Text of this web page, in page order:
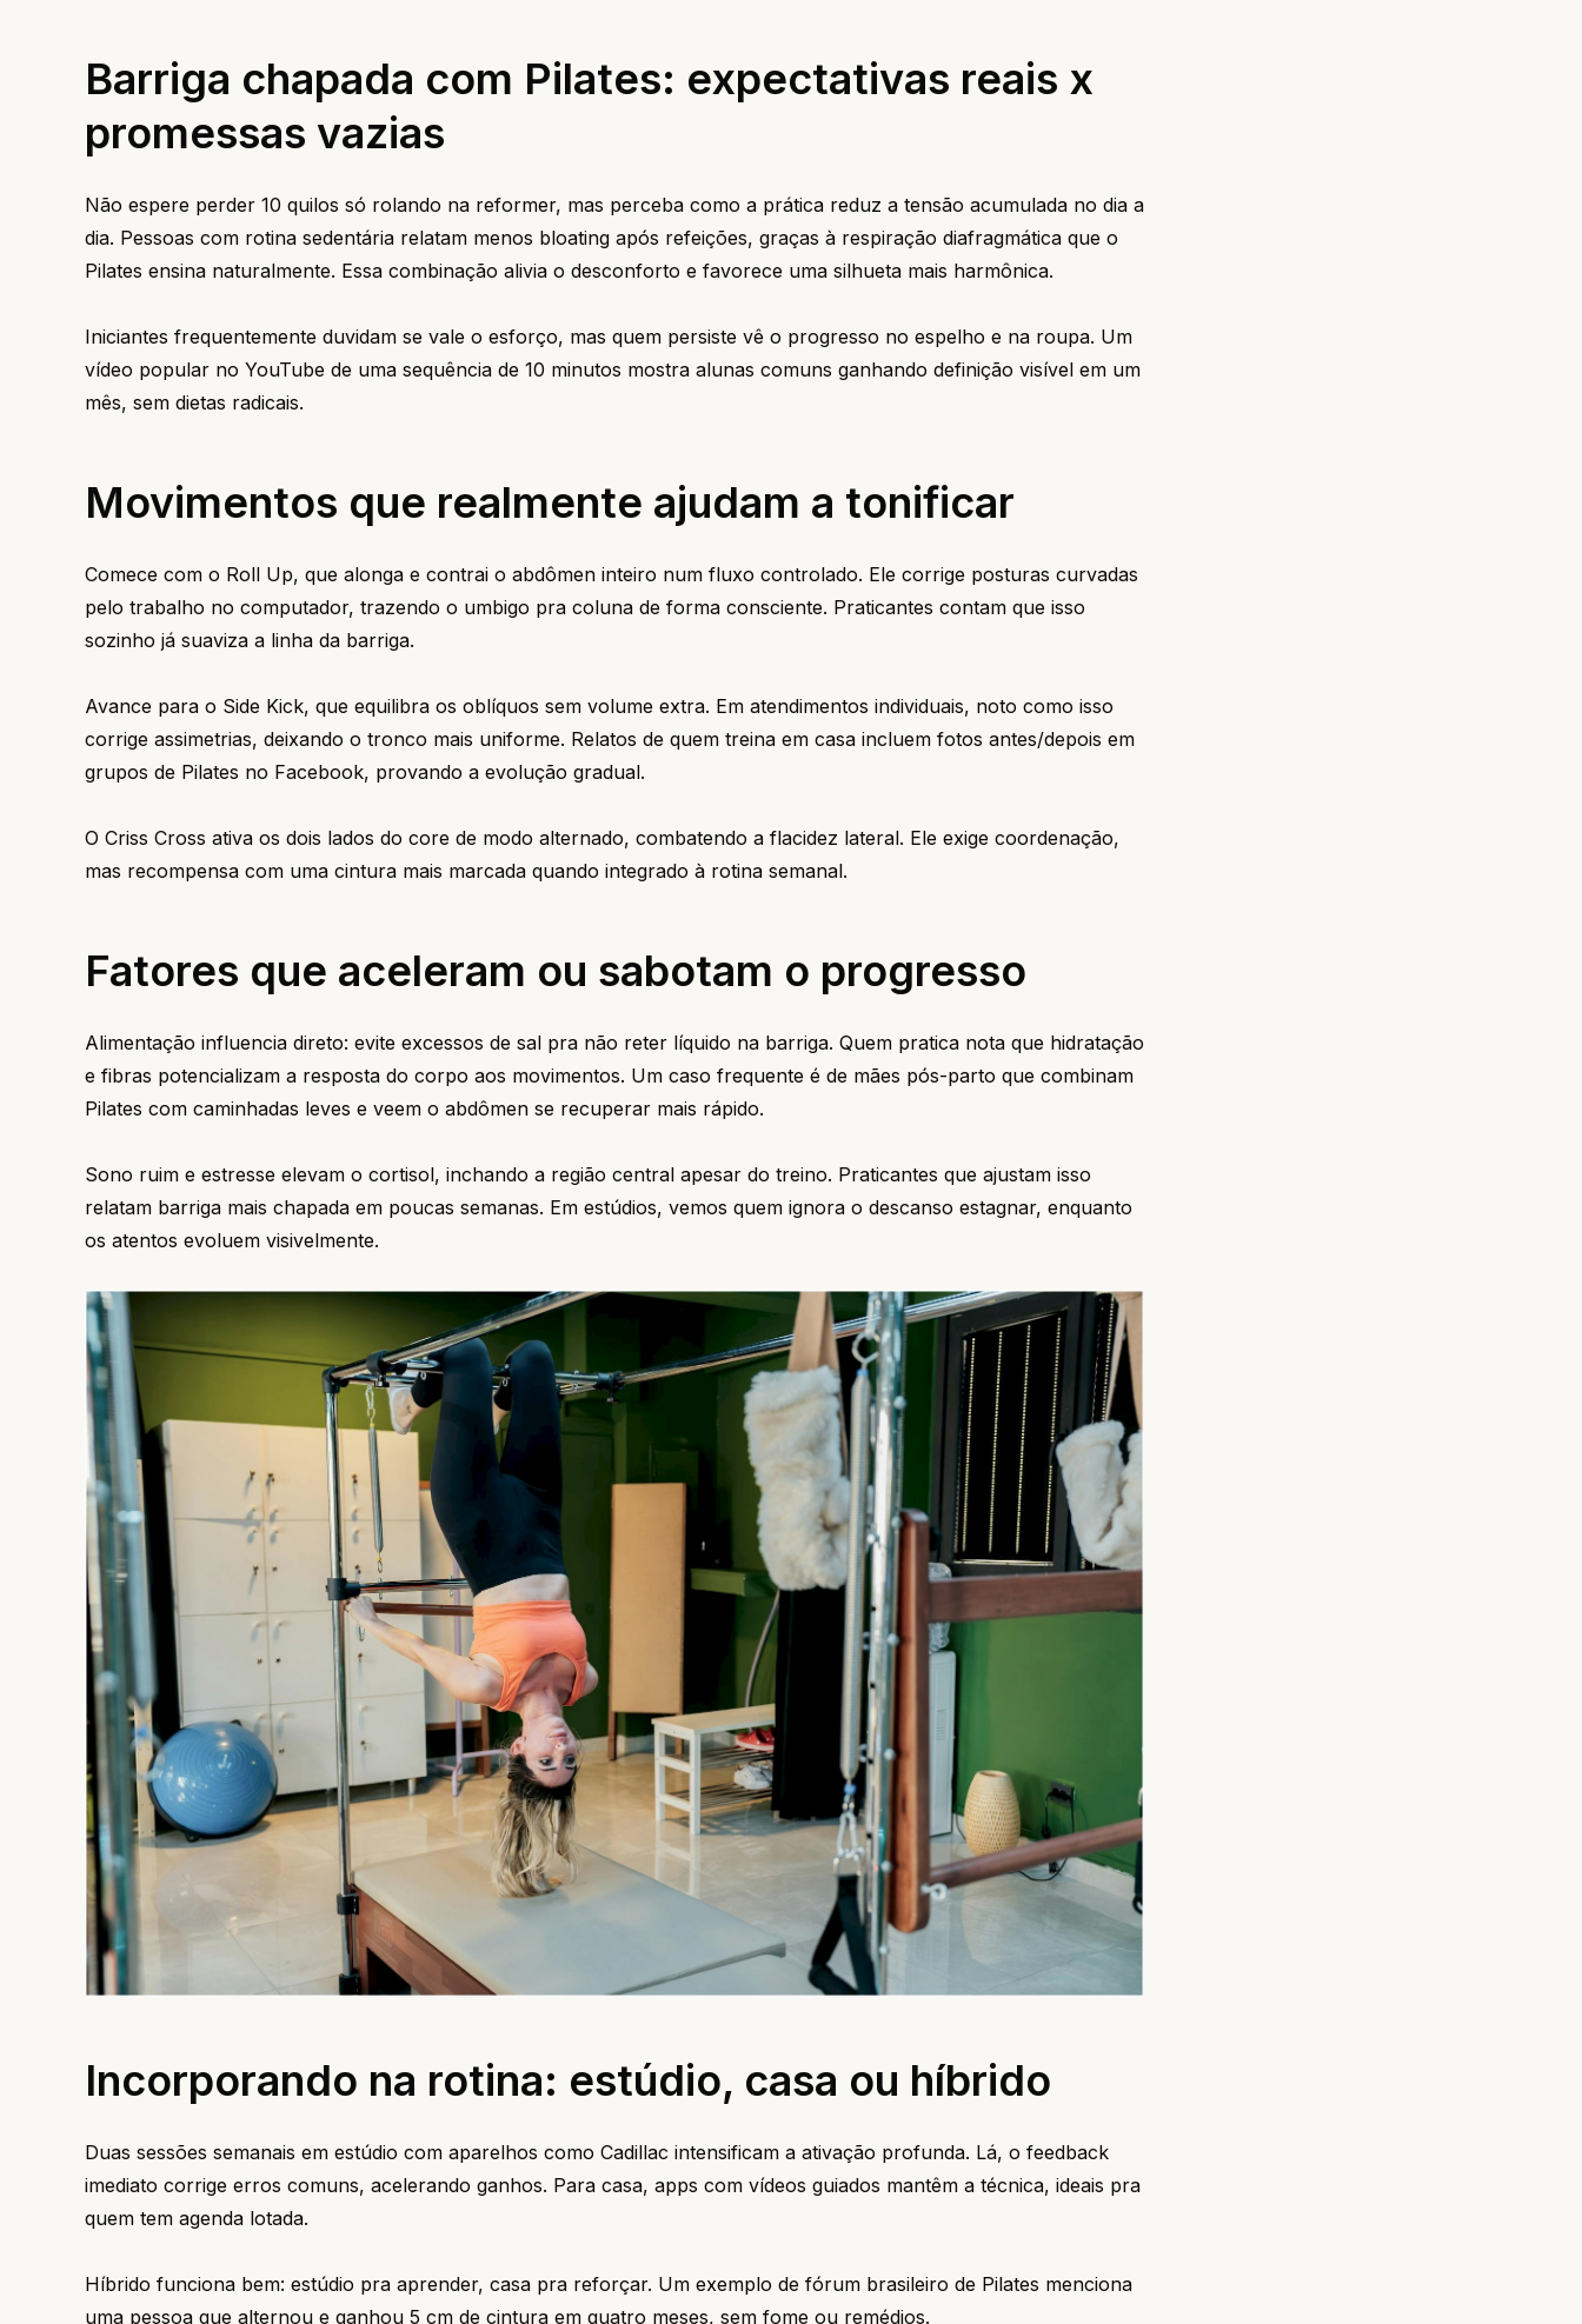
Barriga chapada com Pilates: expectativas reais x
promessas vazias
Não espere perder 10 quilos só rolando na reformer, mas perceba como a prática reduz a tensão acumulada no dia a
dia. Pessoas com rotina sedentária relatam menos bloating após refeições, graças à respiração diafragmática que o
Pilates ensina naturalmente. Essa combinação alivia o desconforto e favorece uma silhueta mais harmônica.
Iniciantes frequentemente duvidam se vale o esforço, mas quem persiste vê o progresso no espelho e na roupa. Um
vídeo popular no YouTube de uma sequência de 10 minutos mostra alunas comuns ganhando definição visível em um
mês, sem dietas radicais.
Movimentos que realmente ajudam a tonificar
Comece com o Roll Up, que alonga e contrai o abdômen inteiro num fluxo controlado. Ele corrige posturas curvadas
pelo trabalho no computador, trazendo o umbigo pra coluna de forma consciente. Praticantes contam que isso
sozinho já suaviza a linha da barriga.
Avance para o Side Kick, que equilibra os oblíquos sem volume extra. Em atendimentos individuais, noto como isso
corrige assimetrias, deixando o tronco mais uniforme. Relatos de quem treina em casa incluem fotos antes/depois em
grupos de Pilates no Facebook, provando a evolução gradual.
O Criss Cross ativa os dois lados do core de modo alternado, combatendo a flacidez lateral. Ele exige coordenação,
mas recompensa com uma cintura mais marcada quando integrado à rotina semanal.
Fatores que aceleram ou sabotam o progresso
Alimentação influencia direto: evite excessos de sal pra não reter líquido na barriga. Quem pratica nota que hidratação
e fibras potencializam a resposta do corpo aos movimentos. Um caso frequente é de mães pós-parto que combinam
Pilates com caminhadas leves e veem o abdômen se recuperar mais rápido.
Sono ruim e estresse elevam o cortisol, inchando a região central apesar do treino. Praticantes que ajustam isso
relatam barriga mais chapada em poucas semanas. Em estúdios, vemos quem ignora o descanso estagnar, enquanto
os atentos evoluem visivelmente.
Incorporando na rotina: estúdio, casa ou híbrido
Duas sessões semanais em estúdio com aparelhos como Cadillac intensificam a ativação profunda. Lá, o feedback
imediato corrige erros comuns, acelerando ganhos. Para casa, apps com vídeos guiados mantêm a técnica, ideais pra
quem tem agenda lotada.
Híbrido funciona bem: estúdio pra aprender, casa pra reforçar. Um exemplo de fórum brasileiro de Pilates menciona
uma pessoa que alternou e ganhou 5 cm de cintura em quatro meses, sem fome ou remédios.